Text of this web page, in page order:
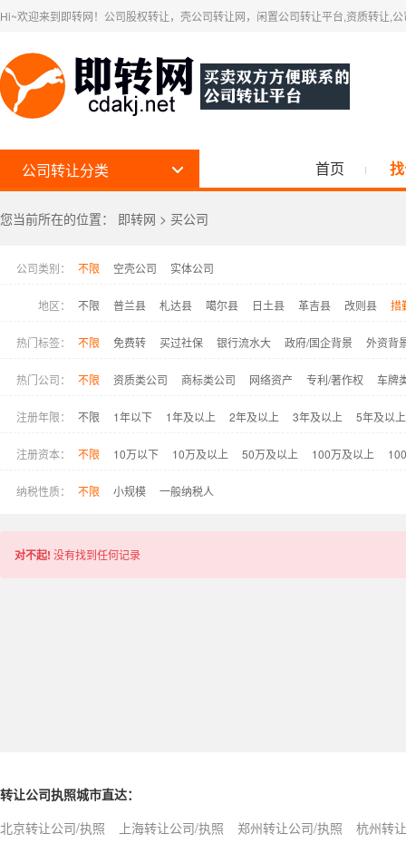
Hi~欢迎来到即转网！公司股权转让，壳公司转让网，闲置公司转让平台,资质转让,
公司转让分类 首页
您当前所在的位置： 即转网 > 买公司
公司类别： 不限 空壳公司 实体公司
地区： 不限 普兰县 札达县 噶尔县 日土县 革吉县 改则县 措
热门标签： 不限 免费转 买过社保 银行流水大 政府/国企背景 外资背
热门公司： 不限 资质类公司 商标类公司 网络资产 专利/著作权 车牌
注册年限： 不限 1年以下 1年及以上 2年及以上 3年及以上 5年及以上
注册资本： 不限 10万以下 10万及以上 50万及以上 100万及以上
纳税性质： 不限 小规模 一般纳税人
对不起! 没有找到任何记录
转让公司执照城市直达：
北京转让公司/执照
上海转让公司/执照 郑州转让公司/执照
杭州转